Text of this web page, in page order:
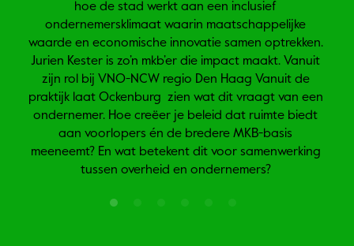
hoe de stad werkt aan een inclusief
ondernemersklimaat waarin maatschappelijke
waarde en economische innovatie samen optrekken.
Jurien Kester is zo’n mkb’er die impact maakt. Vanuit
zijn rol bij VNO-NCW regio Den Haag Vanuit de
praktijk laat Ockenburg  zien wat dit vraagt van een
ondernemer. Hoe creëer je beleid dat ruimte biedt
aan voorlopers én de bredere MKB-basis
meeneemt? En wat betekent dit voor samenwerking
tussen overheid en ondernemers?